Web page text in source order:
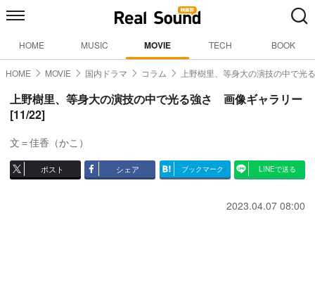
HOME MUSIC MOVIE TECH BOOK
HOME MOVIE 国内ドラマ コラム 上野樹里、等身大の演技の中で光
上野樹里、等身大の演技の中で光る強さ 画像ギャラリー
[11/22]
文＝佳香（かこ）
ポスト シェア ブックマーク LINEで送る
2023.04.07 08:00